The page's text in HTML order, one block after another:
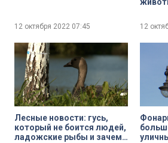
12 октября 2022 07:45 12
Лесные новости: гусь,
который не боится людей,
ладожские рыбы и зачем